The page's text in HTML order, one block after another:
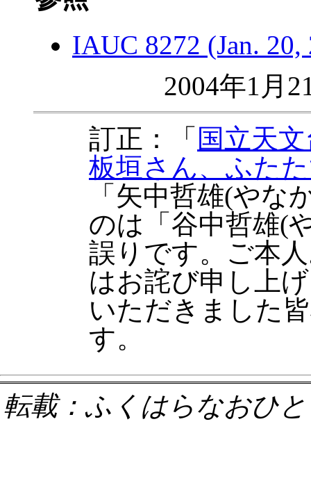
IAUC 8272 (Jan. 20,
2004年1月
訂正：「 国立天
板垣さん、ふた
「矢中哲雄(やな
のは「谷中哲雄(
誤りです。ご本
はお詫び申し上
いただきました
す。
転載：ふくはらなおひ